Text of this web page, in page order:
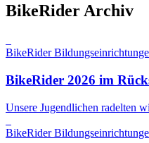
BikeRider Archiv
BikeRider
BikeRider 2026 im
Unsere Jugendlichen radelten
BikeRider